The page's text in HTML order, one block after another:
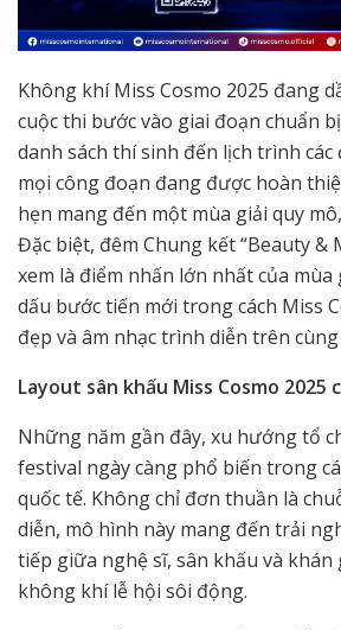
Không khí Miss Cosmo 2025 đang
cuộc thi bước vào giai đoạn chuẩn
danh sách thí sinh đến lịch trình
mọi công đoạn đang được hoàn
hẹn mang đến một mùa giải quy
Đặc biệt, đêm Chung kết “Beauty &
xem là điểm nhấn lớn nhất của mùa
dấu bước tiến mới trong cách Miss
đẹp và âm nhạc trình diễn trên
Layout sân khấu Miss Cosmo 2025
Những năm gần đây, xu hướng tổ
festival ngày càng phổ biến trong
quốc tế. Không chỉ đơn thuần là
diễn, mô hình này mang đến trải
tiếp giữa nghệ sĩ, sân khấu và khán
không khí lễ hội sôi động.